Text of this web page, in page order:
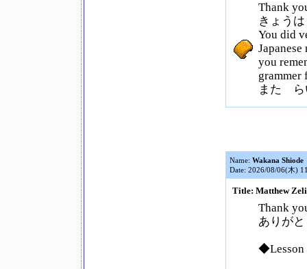
Thank
きょう
You did
Japanese
you
grammer
また ら
Name: Wakana Shiode
Date: 2026/08/06(木)
Title: Matthew
Thank
ありが
◆Lesson